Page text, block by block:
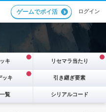
ゲームでポイ活 ログイン
キ リセマラ当たり
ッキ 引き継ぎ要素
覧 シリアルコード